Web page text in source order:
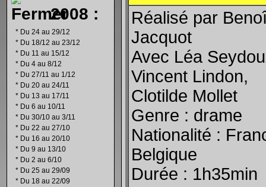
2008 :
* Du 24 au 29/12
* Du 18/12 au 23/12
* Du 11 au 15/12
* Du 4 au 8/12
* Du 27/11 au 1/12
* Du 20 au 24/11
* Du 13 au 17/11
* Du 6 au 10/11
* Du 30/10 au 3/11
* Du 22 au 27/10
* Du 16 au 20/10
* Du 9 au 13/10
* Du 2 au 6/10
* Du 25 au 29/09
* Du 18 au 22/09
Réalisé par
Jacquot
Avec Léa
Vincent Lindon,
Clotilde Mollet
Genre : drame
Nationalité :
Belgique
Durée : 1h35min